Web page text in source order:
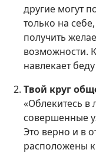
другие могут
только на
получить
возможности.
навлекает
Твой круг
«Облекитесь
совершенные
Это верно и в
расположены